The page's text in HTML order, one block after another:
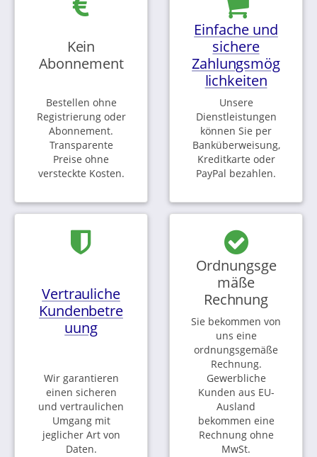
Kein
Abonnement
Bestellen ohne
Registrierung oder
Abonnement.
Transparente
Preise ohne
versteckte Kosten.
Einfache und
sichere
Zahlungsmög
lichkeiten
Unsere
Dienstleistungen
können Sie per
Banküberweisung,
Kreditkarte oder
PayPal bezahlen.
Vertrauliche
Kundenbetre
uung
Wir garantieren
einen sicheren
und vertraulichen
Umgang mit
jeglicher Art von
Daten.
Ordnungsge
mäße
Rechnung
Sie bekommen von
uns eine
ordnungsgemäße
Rechnung.
Gewerbliche
Kunden aus EU-
Ausland
bekommen eine
Rechnung ohne
MwSt.